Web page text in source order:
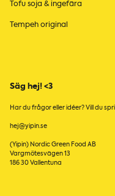
Säg hej! <3
Har du frågor eller idéer? Vill du
hej@yipin.se
(Yipin) Nordic Green Food AB
Vargmötesvägen 13
186 30 Vallentuna
Tofu soja & ingefära
Tempeh original